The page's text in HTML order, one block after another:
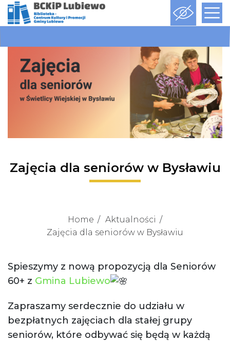
Zajęcia dla seniorów w Bysławiu
Home
Aktualności
Zajęcia dla seniorów w Bysławiu
Spieszymy z nową propozycją dla Seniorów
60+ z Gmina Lubiewo
Zapraszamy serdecznie do udziału w
bezpłatnych zajęciach dla stałej grupy
seniorów, które odbywać się będą w każdą